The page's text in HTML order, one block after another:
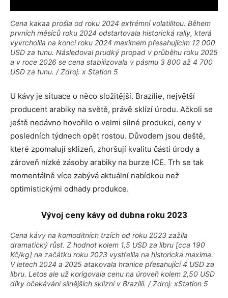
Cena kakaa prošla od roku 2024 extrémní volatilitou. Během
prvních měsíců roku 2024 odstartovala historická rally, která
vyvrcholila na konci roku 2024 maximem přesahujícím 12 000
USD za tunu. Následoval prudký propad v průběhu roku 2025
a v roce 2026 se cena stabilizovala v pásmu 3 800 až 4 700
USD za tunu. / Zdroj: x Station 5
U kávy je situace o něco složitější. Brazílie, největší
producent arabiky na světě, právě sklízí úrodu. Ačkoli se
ještě nedávno hovořilo o velmi silné produkci, ceny v
posledních týdnech opět rostou. Důvodem jsou deště,
které zpomalují sklizeň, zhoršují kvalitu části úrody a
zároveň nízké zásoby arabiky na burze ICE. Trh se tak
momentálně více zabývá aktuální nabídkou než
optimistickými odhady produkce.
Vývoj ceny kávy od dubna roku 2023
Cena kávy na komoditních trzích od roku 2023 zažila
dramatický růst. Z hodnot kolem 1,5 USD za libru [cca 190
Kč/kg] na začátku roku 2023 vystřelila na historická maxima.
V letech 2024 a 2025 atakovala hranice přesahující 4 USD za
libru. Letos ale už korigovala cenu na úroveň kolem 2,50 USD
díky očekávání silnějších sklizní v Brazílii. / Zdroj: xStation 5